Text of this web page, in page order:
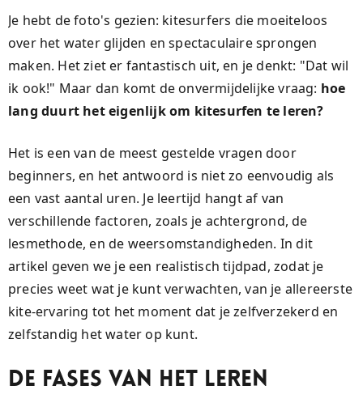
Je hebt de foto's gezien: kitesurfers die moeiteloos
over het water glijden en spectaculaire sprongen
maken. Het ziet er fantastisch uit, en je denkt: "Dat wil
ik ook!" Maar dan komt de onvermijdelijke vraag: hoe
lang duurt het eigenlijk om kitesurfen te leren?
Het is een van de meest gestelde vragen door
beginners, en het antwoord is niet zo eenvoudig als
een vast aantal uren. Je leertijd hangt af van
verschillende factoren, zoals je achtergrond, de
lesmethode, en de weersomstandigheden. In dit
artikel geven we je een realistisch tijdpad, zodat je
precies weet wat je kunt verwachten, van je allereerste
kite-ervaring tot het moment dat je zelfverzekerd en
zelfstandig het water op kunt.
De Fases van het Leren